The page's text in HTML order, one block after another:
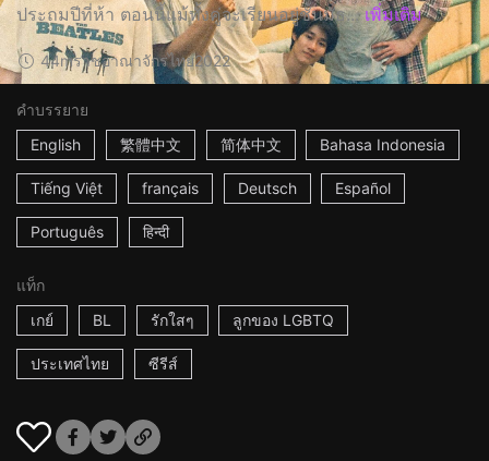
ประถมปีที่ห้า ตอนนี้แม้ทั้งคู่จะเรียนอยู่ชั้นมัธ... เพิ่มเติม
44mราชอาณาจักรไทย2022
คำบรรยาย
English
繁體中文 简体中文 Bahasa Indonesia
Tiếng Việt français Deutsch Español
Português हिन्दी
แท็ก
เกย์
BL รักใสๆ ลูกของ LGBTQ
ประเทศไทย ซีรีส์